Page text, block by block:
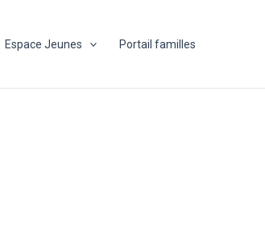
Espace Jeunes Portail familles